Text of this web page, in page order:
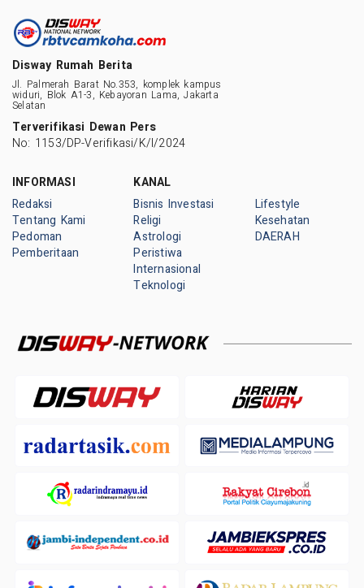
Disway Rumah Berita
Jl. Palmerah Barat No.353, komplek kampus
widuri, Blok A1-3, Kebayoran Lama, Jakarta
Selatan
Terverifikasi Dewan Pers
No: 1153/DP-Verifikasi/K/I/2024
INFORMASI
Redaksi
Tentang Kami
Pedoman
Pemberitaan
KANAL
Bisnis Investasi
Religi
Astrologi
Peristiwa
Internasional
Teknologi
Lifestyle
Kesehatan
DAERAH